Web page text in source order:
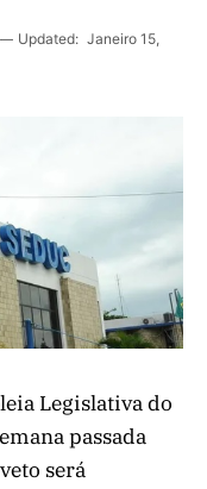
Updated: Janeiro 15,
Legislativa do
passada
será